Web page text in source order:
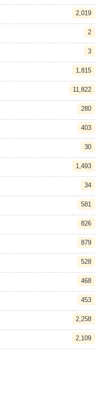
2,019
2
3
1,815
11,822
280
403
30
1,493
34
581
826
879
528
468
453
2,258
2,109